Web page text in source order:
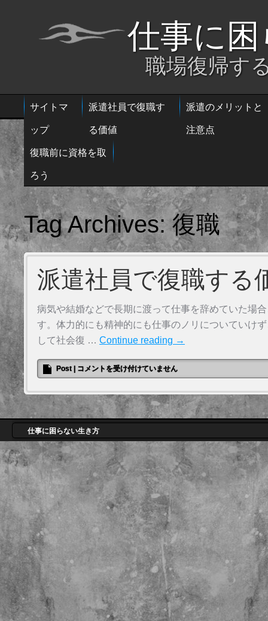
仕事に
職場復帰す
サイトマ
ップ
派遣社員で復職す
る価値
派遣のメリットと
注意点
復職前に資格を取
ろう
Tag Archives:復職
派遣社員で復職する
病気や結婚などで長期に渡って仕事を辞めていた場
す。体力的にも精神的にも仕事のノリについていけ
して社会復 … Continue reading →
Post コメントを受け付けていません
仕事に困らない生き方